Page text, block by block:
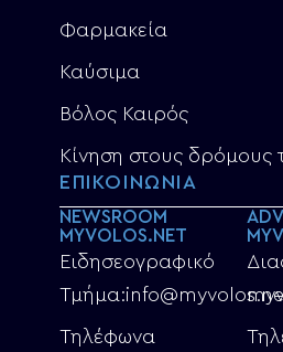
Φαρμακεία
Καύσιμα
Βόλος Καιρός
Κίνηση στους δρόμους
ΕΠΙΚΟΙΝΩΝΙΑ
NEWSROOM
MYVOLOS.NET
Ειδησεογραφικό
Τηλέφωνα